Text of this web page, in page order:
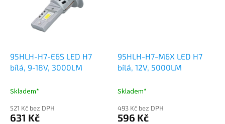
95HLH-H7-E6S LED H7
bílá, 9-18V, 3000LM
Skladem*
521 Kč bez DPH
631 Kč
95HLH-H7-M6X LED H7
bílá, 12V, 5000LM
Skladem*
493 Kč bez DPH
596 Kč